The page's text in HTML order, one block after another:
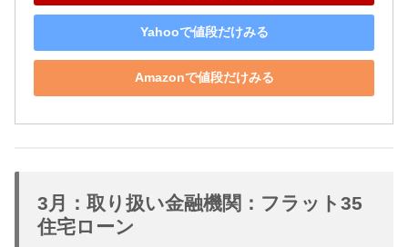
Yahooで値段だけみる
Amazonで値段だけみる
3月：取り扱い金融機関：フラット35
住宅ローン